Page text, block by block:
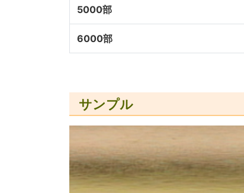
5000部
6000部
サンプル